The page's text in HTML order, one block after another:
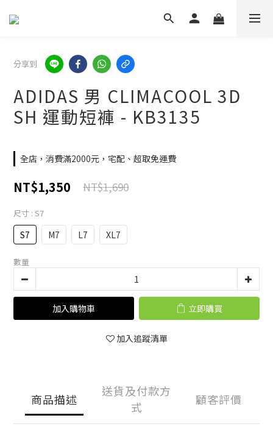
分享到
ADIDAS 男 CLIMACOOL 3D
SH 運動短褲 - KB3135
全店，消費滿2000元，宅配、超取免運費
NT$1,350 NT$1,690
尺寸 : S7
S7 M7 L7 XL7
數量
加入購物車 立即購買
加入追蹤清單
商品描述
送貨及付款方
式
顧客評價